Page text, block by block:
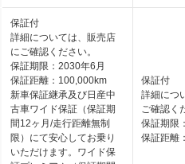
保証付
詳細については、販売店
にご確認ください。
保証期限：2030年6月
保証距離：100,000km
新車保証継承及び日産中
古車ワイド保証（保証期
間12ヶ月/走行距離無制
限）にて安心してお乗り
いただけます。ワイド保
保証付
詳細につ
ご確認く
保証期限
保証距離